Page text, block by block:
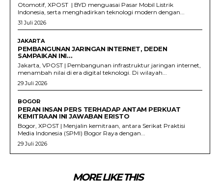
Otomotif, XPOST | BYD menguasai Pasar Mobil Listrik
Indonesia, serta menghadirkan teknologi modern dengan...
31 Juli 2026
JAKARTA
PEMBANGUNAN JARINGAN INTERNET, DEDEN
SAMPAIKAN INI…
Jakarta, VPOST | Pembangunan infrastruktur jaringan internet,
menambah nilai di era digital teknologi. Di wilayah...
29 Juli 2026
BOGOR
PERAN INSAN PERS TERHADAP ANTAM PERKUAT
KEMITRAAN INI JAWABAN ERISTO
Bogor, XPOST | Menjalin kemitraan, antara Serikat Praktisi
Media Indonesia (SPMI) Bogor Raya dengan...
29 Juli 2026
MORE LIKE THIS